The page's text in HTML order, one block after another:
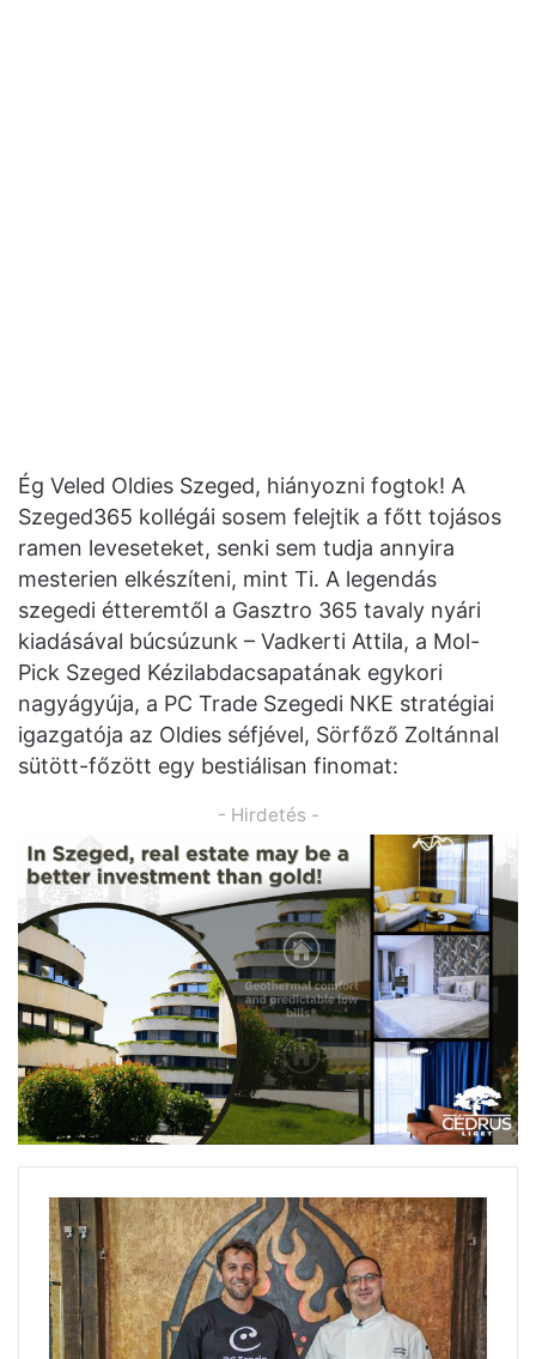
Ég Veled Oldies Szeged, hiányozni fogtok! A
Szeged365 kollégái sosem felejtik a főtt tojásos
ramen leveseteket, senki sem tudja annyira
mesterien elkészíteni, mint Ti. A legendás
szegedi étteremtől a Gasztro 365 tavaly nyári
kiadásával búcsúzunk – Vadkerti Attila, a Mol-
Pick Szeged Kézilabdacsapatának egykori
nagyágyúja, a PC Trade Szegedi NKE stratégiai
igazgatója az Oldies séfjével, Sörfőző Zoltánnal
sütött-főzött egy bestiálisan finomat:
- Hirdetés -